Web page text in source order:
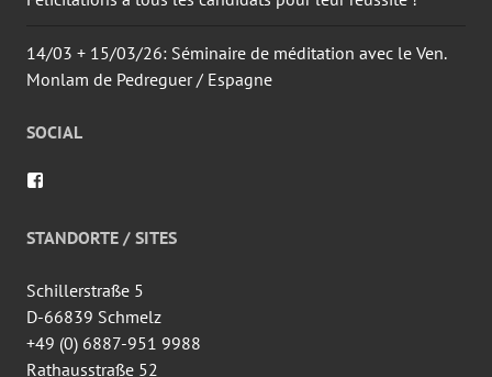
14/03 + 15/03/26: Séminaire de méditation avec le Ven.
Monlam de Pedreguer / Espagne
SOCIAL
de
wingtsun.arlon
Facebook
STANDORTE / SITES
Schillerstraße 5
D-66839 Schmelz
+49 (0) 6887-951 9988
Rathausstraße 52